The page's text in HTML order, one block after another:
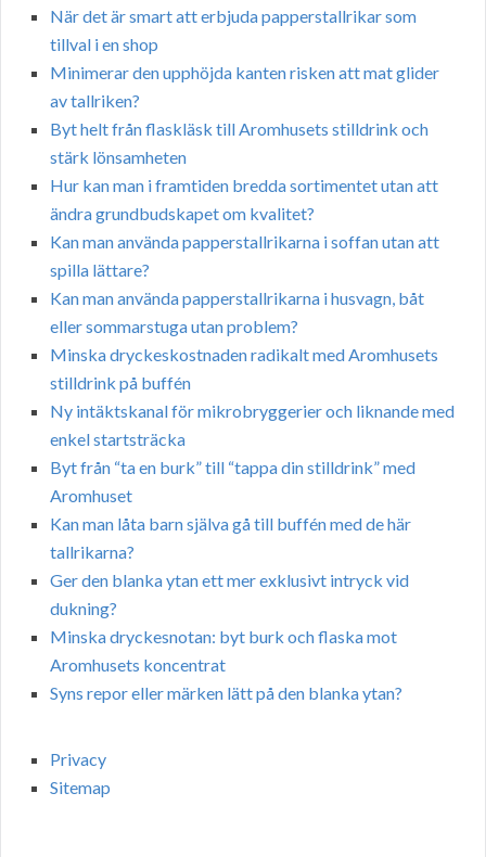
När det är smart att erbjuda papperstallrikar som
tillval i en shop
Minimerar den upphöjda kanten risken att mat glider
av tallriken?
Byt helt från flaskläsk till Aromhusets stilldrink och
stärk lönsamheten
Hur kan man i framtiden bredda sortimentet utan att
ändra grundbudskapet om kvalitet?
Kan man använda papperstallrikarna i soffan utan att
spilla lättare?
Kan man använda papperstallrikarna i husvagn, båt
eller sommarstuga utan problem?
Minska dryckeskostnaden radikalt med Aromhusets
stilldrink på buffén
Ny intäktskanal för mikrobryggerier och liknande med
enkel startsträcka
Byt från “ta en burk” till “tappa din stilldrink” med
Aromhuset
Kan man låta barn själva gå till buffén med de här
tallrikarna?
Ger den blanka ytan ett mer exklusivt intryck vid
dukning?
Minska dryckesnotan: byt burk och flaska mot
Aromhusets koncentrat
Syns repor eller märken lätt på den blanka ytan?
Privacy
Sitemap